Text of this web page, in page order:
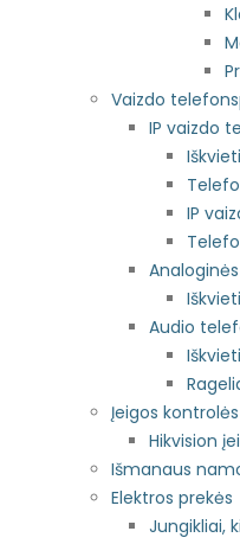
Vaizdo
IP vaizdo
IP
Audio
Įeigos
Hikvision
Išmanaus
Elektros prekės
Jungikliai,